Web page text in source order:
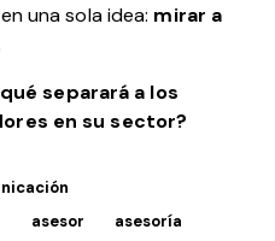
una sola idea: mirar a
separará a los
en su sector?
asesor
asesoría